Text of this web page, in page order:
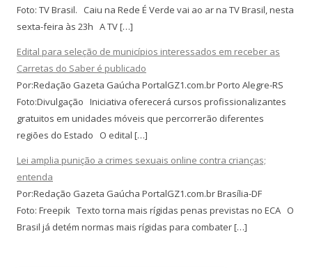
Foto: TV Brasil. Caiu na Rede É Verde vai ao ar na TV Brasil, nesta
sexta-feira às 23h A TV […]
Edital para seleção de municípios interessados em receber as
Carretas do Saber é publicado
Por:Redação Gazeta Gaúcha PortalGZ1.com.br Porto Alegre-RS
Foto:Divulgação Iniciativa oferecerá cursos profissionalizantes
gratuitos em unidades móveis que percorrerão diferentes
regiões do Estado O edital […]
Lei amplia punição a crimes sexuais online contra crianças;
entenda
Por:Redação Gazeta Gaúcha PortalGZ1.com.br Brasília-DF
Foto: Freepik Texto torna mais rígidas penas previstas no ECA O
Brasil já detém normas mais rígidas para combater […]